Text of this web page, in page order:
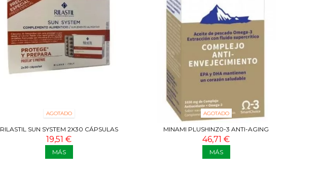
AGOTADO
RILASTIL SUN SYSTEM 2X30 CÁPSULAS
19,51 €
MÁS
AGOTADO
MINAMI PLUSHINZ0-3 ANTI-AGING
46,71 €
MÁS